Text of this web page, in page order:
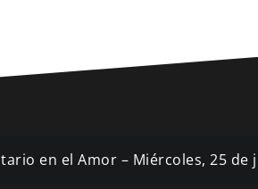
en el Amor – Miércoles, 25 de